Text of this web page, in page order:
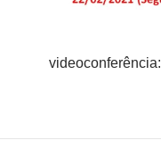
videoconferência: